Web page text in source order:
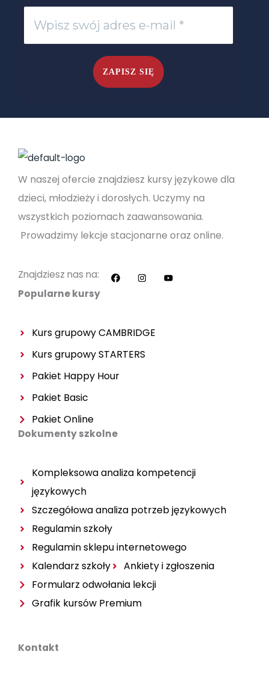
W naszej ofercie znajdziesz kursy językowe dla
dzieci, młodzieży i dorosłych. Uczymy na
wszystkich poziomach zaawansowania.
Prowadzimy lekcje stacjonarne oraz online.
Znajdziesz nas na: c
e
s
t
m
u
t
Popularne kursy
Kurs grupowy CAMBRIDGE
Kurs grupowySTARTERS
Pakiet Happy Hour
Pakiet Basic
Pakiet Online
Dokumenty szkolne
Kompleksowa analiza kompetencji
językowych
Szczegółowa analiza potrzeb językowych
Regulamin szkoły
Regulamin sklepu internetowego
Kalendarz szkoły
Ankiety i zgłoszenia
Formularz odwołania lekcji
Grafik kursów Premium
Kontakt